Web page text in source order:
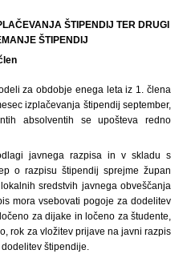
ŠTIPENDIJ TER DRUGI
ŠTIPENDIJ
za obdobje enega leta iz 1. člena
izplačevanja štipendij september,
absolventih se upošteva redno
javnega razpisa in v skladu s
o razpisu štipendij sprejme župan
sredstvih javnega obveščanja
mora vsebovati pogoje za dodelitev
za dijake in ločeno za študente,
rok za vložitev prijave na javni razpis
štipendije.